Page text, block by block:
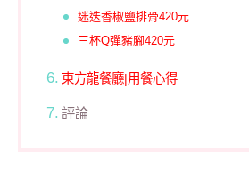
迷迭香椒鹽排骨420元
三杯Q彈豬腳420元
東方龍餐廳|用餐心得
評論